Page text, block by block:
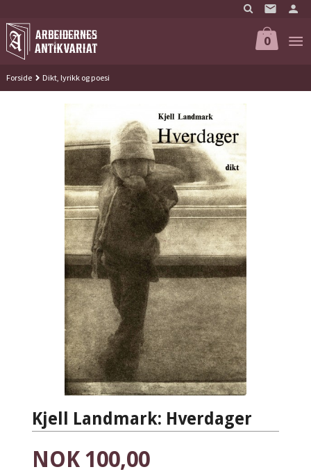
til
innholdet
0
Forside Dikt, lyrikk og poesi
Kjell Landmark: Hverdager
Pris
NOK 100,00